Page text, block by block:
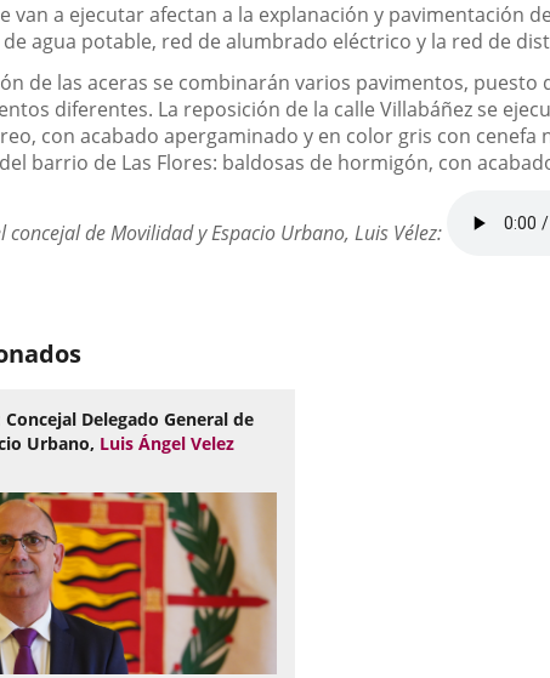
van a ejecutar afectan a la explanación y pavimentación
agua potable, red de alumbrado eléctrico y la red de
de las aceras se combinarán varios pavimentos,
diferentes. La reposición de la calle Villabáñez se
con acabado apergaminado y en color gris con
barrio de Las Flores: baldosas de hormigón, con
concejal de Movilidad y Espacio Urbano, Luis Vélez:
Concejal Delegado General de
Urbano, Luis Ángel Velez